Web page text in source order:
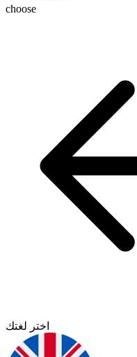
choose
اختر لغتك